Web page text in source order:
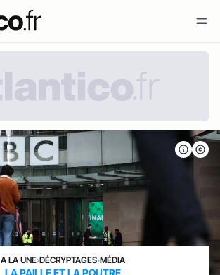
A LA UNE›DÉCRYPTAGES›MÉDIA
LA PAILLE ET LA POUTRE